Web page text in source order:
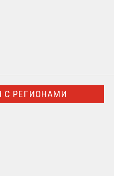
С РЕГИОНАМИ